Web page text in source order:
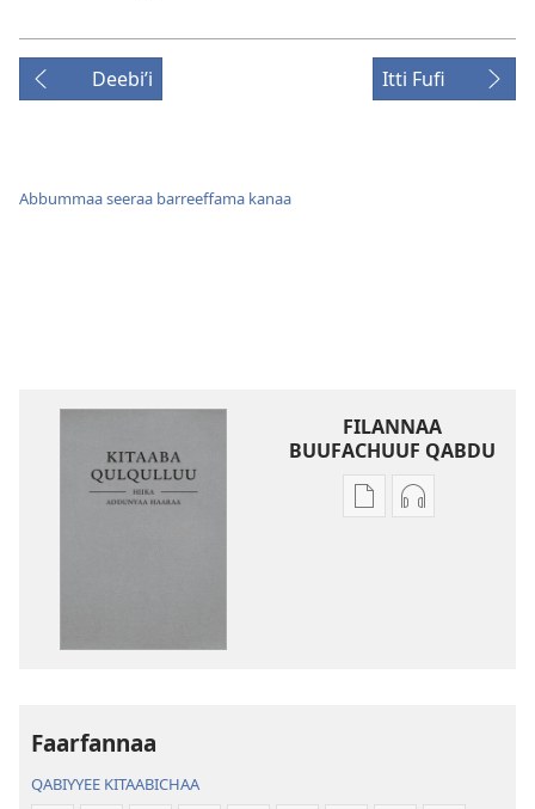
Deebiʼi Itti Fufi
Abbummaa seeraa barreeffama kanaa
FILANNAA
BUUFACHUUF QABDU
Filannaawwan
Faarfannaa
QABIYYEE KITAABICHAA